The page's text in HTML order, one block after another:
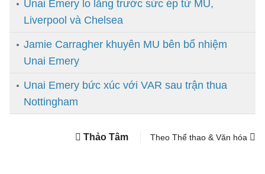
Unai Emery lo lắng trước sức ép từ MU,
Liverpool và Chelsea
Jamie Carragher khuyên MU bên bổ nhiệm
Unai Emery
Unai Emery bức xúc với VAR sau trận thua
Nottingham
Thảo Tâm Theo Thể thao & Văn hóa